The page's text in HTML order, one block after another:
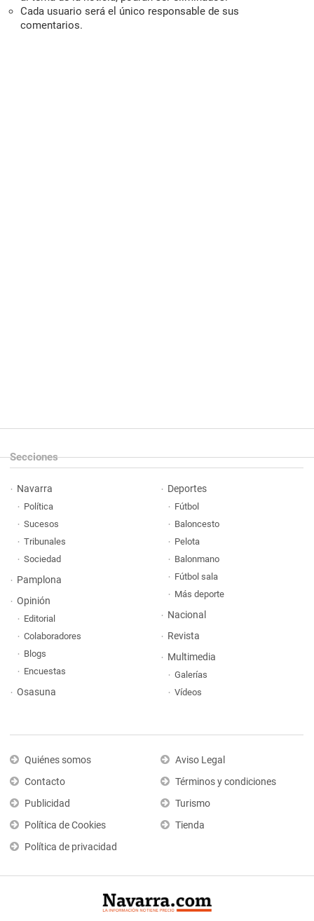
Cada usuario será el único responsable de sus
comentarios.
Secciones
Navarra
Política
Sucesos
Tribunales
Sociedad
Pamplona
Opinión
Editorial
Colaboradores
Blogs
Encuestas
Osasuna
Deportes
Fútbol
Baloncesto
Pelota
Balonmano
Fútbol sala
Más deporte
Nacional
Revista
Multimedia
Galerías
Vídeos
Quiénes somos
Contacto
Publicidad
Política de Cookies
Política de privacidad
Aviso Legal
Términos y condiciones
Turismo
Tienda